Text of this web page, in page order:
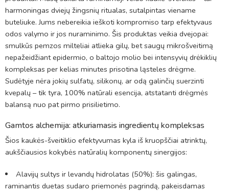
harmoningas dviejų žingsnių ritualas, sutalpintas viename
buteliuke. Jums nebereikia ieškoti kompromiso tarp efektyvaus
odos valymo ir jos nuraminimo. Šis produktas veikia dvejopai:
smulkūs pemzos milteliai atlieka gilų, bet saugų mikrošveitimą
nepažeidžiant epidermio, o baltojo molio bei intensyvių drėkiklių
kompleksas per kelias minutes prisotina ląsteles drėgme.
Sudėtyje nėra jokių sulfatų, silikonų, ar odą galinčių suerzinti
kvepalų – tik tyra, 100% natūrali esencija, atstatanti drėgmės
balansą nuo pat pirmo prisilietimo.
Gamtos alchemija: atkuriamasis ingredientų kompleksas
Šios kaukės-šveitiklio efektyvumas kyla iš kruopščiai atrinktų,
aukščiausios kokybės natūralių komponentų sinergijos:
Alavijų sultys ir levandų hidrolatas (50%): šis galingas,
raminantis duetas sudaro priemonės pagrindą, pakeisdamas